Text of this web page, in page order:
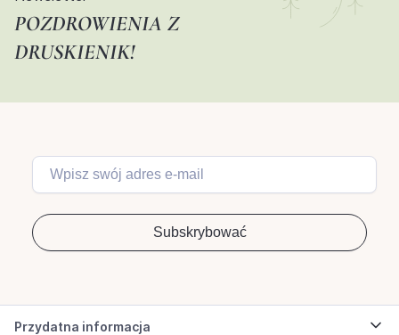
POZDROWIENIA Z
DRUSKIENIK!
Przydatna informacja